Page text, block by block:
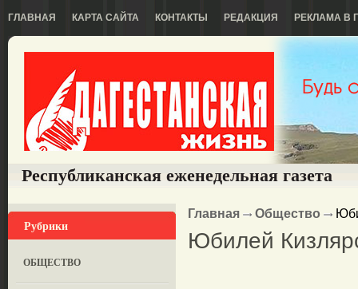
ГЛАВНАЯ КАРТА САЙТА КОНТАКТЫ РЕДАКЦИЯ РЕКЛАМА В
Республиканская еженедельная газета
Рубрики
ОБЩЕСТВО
Главная Общество
Юбилей